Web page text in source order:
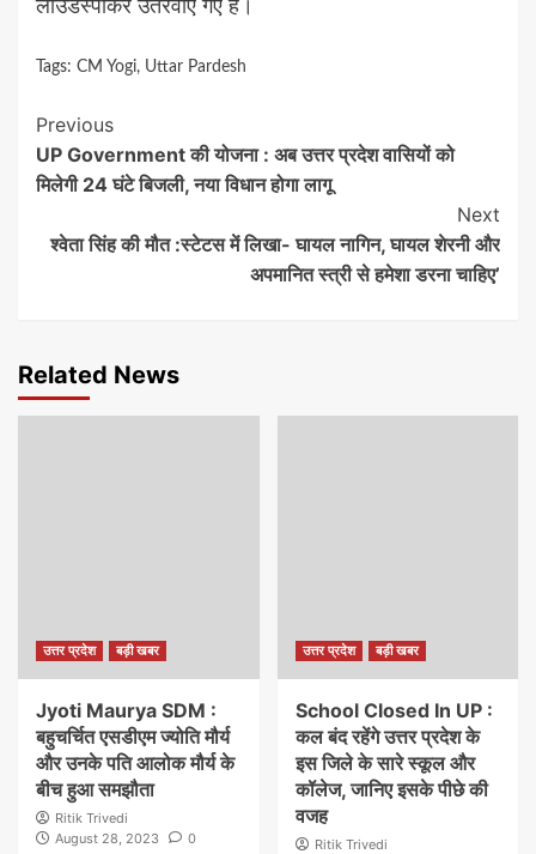
लाउडस्पीकर उतरवाए गए हैं।
Tags: CM Yogi, Uttar Pardesh
Continue
Reading
Previous
UP Government की योजना : अब उत्तर प्रदेश वासियों को
मिलेगी 24 घंटे बिजली, नया विधान होगा लागू
Next
श्वेता सिंह की मौत :स्टेटस में लिखा- घायल नागिन, घायल शेरनी और
अपमानित स्त्री से हमेशा डरना चाहिए’
Related News
उत्तर प्रदेश बड़ी खबर
Jyoti Maurya SDM :
बहुचर्चित एसडीएम ज्योति मौर्य
और उनके पति आलोक मौर्य के
बीच हुआ समझौता
Ritik Trivedi
August 28, 2023
0
उत्तर प्रदेश बड़ी खबर
School Closed In UP :
कल बंद रहेंगे उत्तर प्रदेश के
इस जिले के सारे स्कूल और
कॉलेज, जानिए इसके पीछे की
वजह
Ritik Trivedi